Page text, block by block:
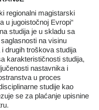
regionalni magistarski
u jugoistočnoj Evropi“
studija je u skladu sa
na visinu
drugih troškova studija
karakterističnosti studija,
nastavnika i
u proces
studije kao
se za plaćanje upisnine